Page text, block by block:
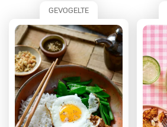
GEVOGELTE